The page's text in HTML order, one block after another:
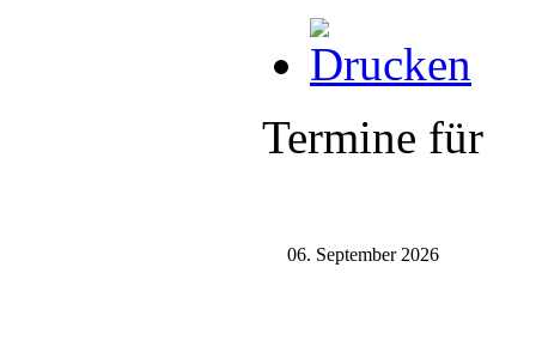
Termine für
06. September 2026